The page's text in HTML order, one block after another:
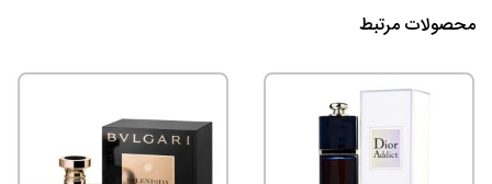
محصولات مرتبط